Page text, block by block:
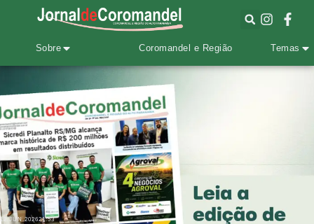
Sobre Coromandel e Região Temas
12.JUN.202621:53